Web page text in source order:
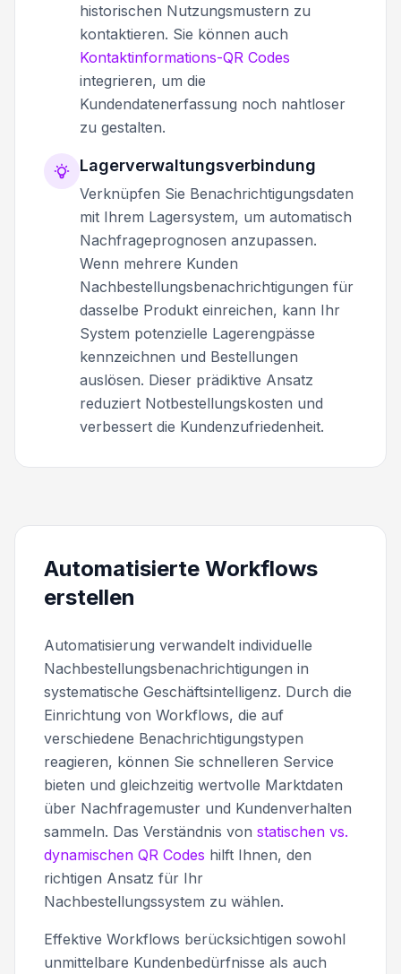
historischen Nutzungsmustern zu
kontaktieren. Sie können auch
Kontaktinformations-QR Codes
integrieren, um die
Kundendatenerfassung noch nahtloser
zu gestalten.
Lagerverwaltungsverbindung
Verknüpfen Sie Benachrichtigungsdaten
mit Ihrem Lagersystem, um automatisch
Nachfrageprognosen anzupassen.
Wenn mehrere Kunden
Nachbestellungsbenachrichtigungen für
dasselbe Produkt einreichen, kann Ihr
System potenzielle Lagerengpässe
kennzeichnen und Bestellungen
auslösen. Dieser prädiktive Ansatz
reduziert Notbestellungskosten und
verbessert die Kundenzufriedenheit.
Automatisierte Workflows
erstellen
Automatisierung verwandelt individuelle
Nachbestellungsbenachrichtigungen in
systematische Geschäftsintelligenz. Durch die
Einrichtung von Workflows, die auf
verschiedene Benachrichtigungstypen
reagieren, können Sie schnelleren Service
bieten und gleichzeitig wertvolle Marktdaten
über Nachfragemuster und Kundenverhalten
sammeln. Das Verständnis von statischen vs.
dynamischen QR Codes hilft Ihnen, den
richtigen Ansatz für Ihr
Nachbestellungssystem zu wählen.
Effektive Workflows berücksichtigen sowohl
unmittelbare Kundenbedürfnisse als auch